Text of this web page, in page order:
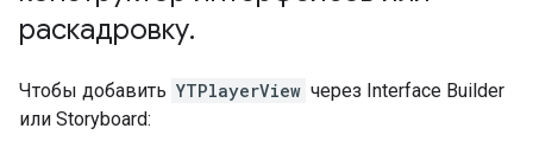
раскадровку.
Чтобы добавить YTPlayerView через Interface Builder
или Storyboard: